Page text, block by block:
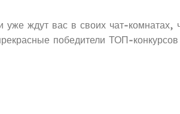
уже ждут вас в своих чат-комнатах,
победители ТОП-конкурсов